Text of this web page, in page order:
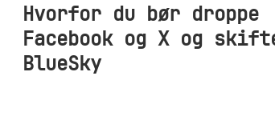
Hvorfor du bør droppe
Facebook og X og
BlueSky